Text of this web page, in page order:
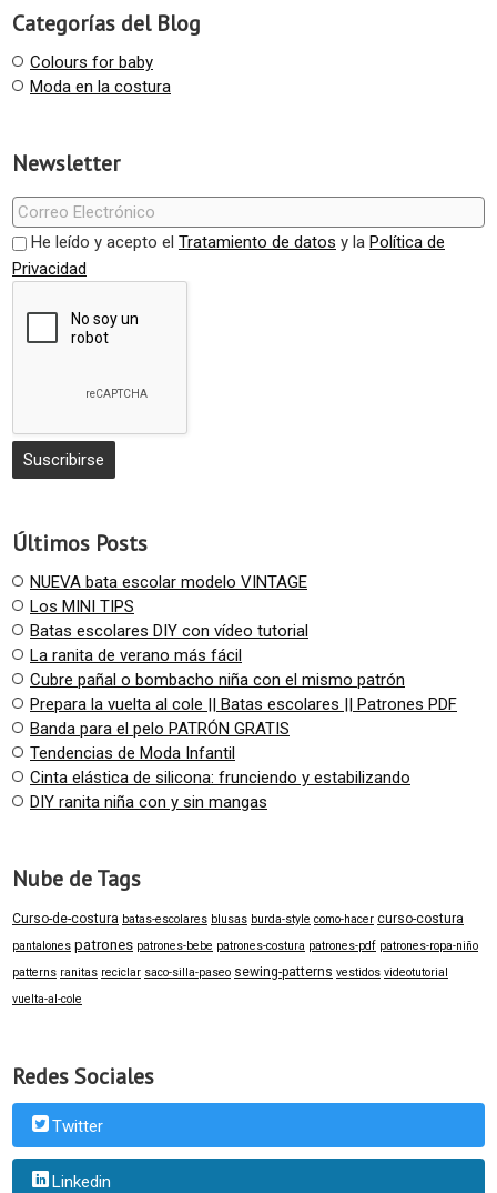
Categorías del Blog
Colours for baby
Moda en la costura
Newsletter
He leído y acepto el Tratamiento de datos y la Política de
Privacidad
Últimos Posts
NUEVA bata escolar modelo VINTAGE
Los MINI TIPS
Batas escolares DIY con vídeo tutorial
La ranita de verano más fácil
Cubre pañal o bombacho niña con el mismo patrón
Prepara la vuelta al cole || Batas escolares || Patrones PDF
Banda para el pelo PATRÓN GRATIS
Tendencias de Moda Infantil
Cinta elástica de silicona: frunciendo y estabilizando
DIY ranita niña con y sin mangas
Nube de Tags
Curso-de-costura batas-escolares blusas burda-style como-hacer curso-costura
pantalones patrones patrones-bebe patrones-costura patrones-pdf patrones-ropa-niño
patterns ranitas reciclar saco-silla-paseo sewing-patterns vestidos videotutorial
vuelta-al-cole
Redes Sociales
Twitter
Linkedin